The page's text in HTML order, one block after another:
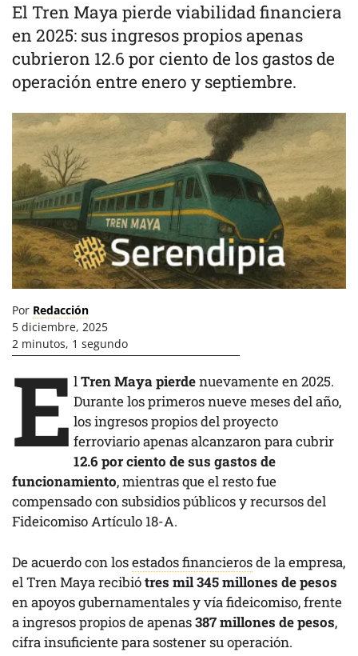
El Tren Maya pierde viabilidad financiera
en 2025: sus ingresos propios apenas
cubrieron 12.6 por ciento de los gastos de
operación entre enero y septiembre.
Por Redacción
5 diciembre, 2025
2 minutos, 1 segundo
E lTren Maya pierdenuevamente en 2025.
Durante los primeros nueve meses del año,
los ingresos propios del proyecto
ferroviario apenas alcanzaron para cubrir
12.6 por ciento de sus gastos de
funcionamiento, mientras que el resto fue
compensado con subsidios públicos y recursos del
Fideicomiso Artículo 18-A.
De acuerdo con losestados financierosde la empresa,
el Tren Maya recibiótres mil 345 millones de pesos
en apoyos gubernamentales y vía fideicomiso, frente
a ingresos propios de apenas387 millones de pesos,
cifra insuficiente para sostener su operación.